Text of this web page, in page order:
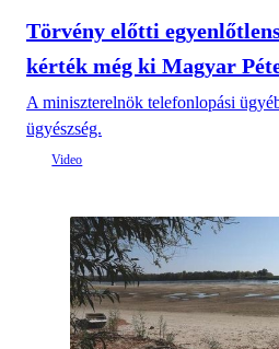
Törvény előtti
kérték még ki Magyar
A miniszterelnök telefonlopási
ügyészség.